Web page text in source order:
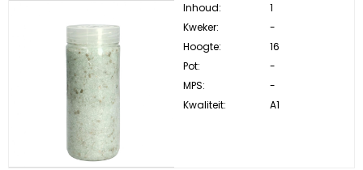
Inhoud:
1
Kweker:
-
Hoogte:
16
Pot:
-
MPS:
-
Kwaliteit:
A1